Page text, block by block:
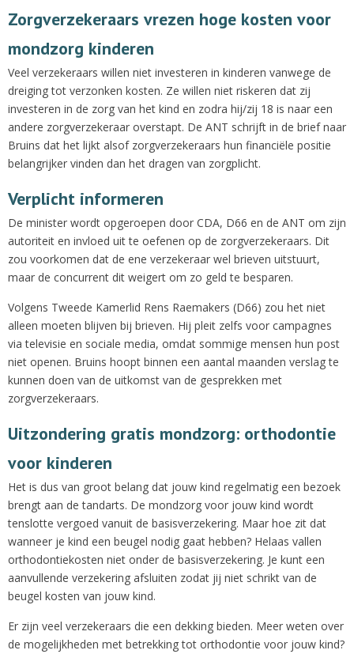
Zorgverzekeraars vrezen hoge kosten voor
mondzorg kinderen
Veel verzekeraars willen niet investeren in kinderen vanwege de
dreiging tot verzonken kosten. Ze willen niet riskeren dat zij
investeren in de zorg van het kind en zodra hij/zij 18 is naar een
andere zorgverzekeraar overstapt. De ANT schrijft in de brief naar
Bruins dat het lijkt alsof zorgverzekeraars hun financiële positie
belangrijker vinden dan het dragen van zorgplicht.
Verplicht informeren
De minister wordt opgeroepen door CDA, D66 en de ANT om zijn
autoriteit en invloed uit te oefenen op de zorgverzekeraars. Dit
zou voorkomen dat de ene verzekeraar wel brieven uitstuurt,
maar de concurrent dit weigert om zo geld te besparen.
Volgens Tweede Kamerlid Rens Raemakers (D66) zou het niet
alleen moeten blijven bij brieven. Hij pleit zelfs voor campagnes
via televisie en sociale media, omdat sommige mensen hun post
niet openen. Bruins hoopt binnen een aantal maanden verslag te
kunnen doen van de uitkomst van de gesprekken met
zorgverzekeraars.
Uitzondering gratis mondzorg: orthodontie
voor kinderen
Het is dus van groot belang dat jouw kind regelmatig een bezoek
brengt aan de tandarts. De mondzorg voor jouw kind wordt
tenslotte vergoed vanuit de basisverzekering. Maar hoe zit dat
wanneer je kind een beugel nodig gaat hebben? Helaas vallen
orthodontiekosten niet onder de basisverzekering. Je kunt een
aanvullende verzekering afsluiten zodat jij niet schrikt van de
beugel kosten van jouw kind.
Er zijn veel verzekeraars die een dekking bieden. Meer weten over
de mogelijkheden met betrekking tot orthodontie voor jouw kind?